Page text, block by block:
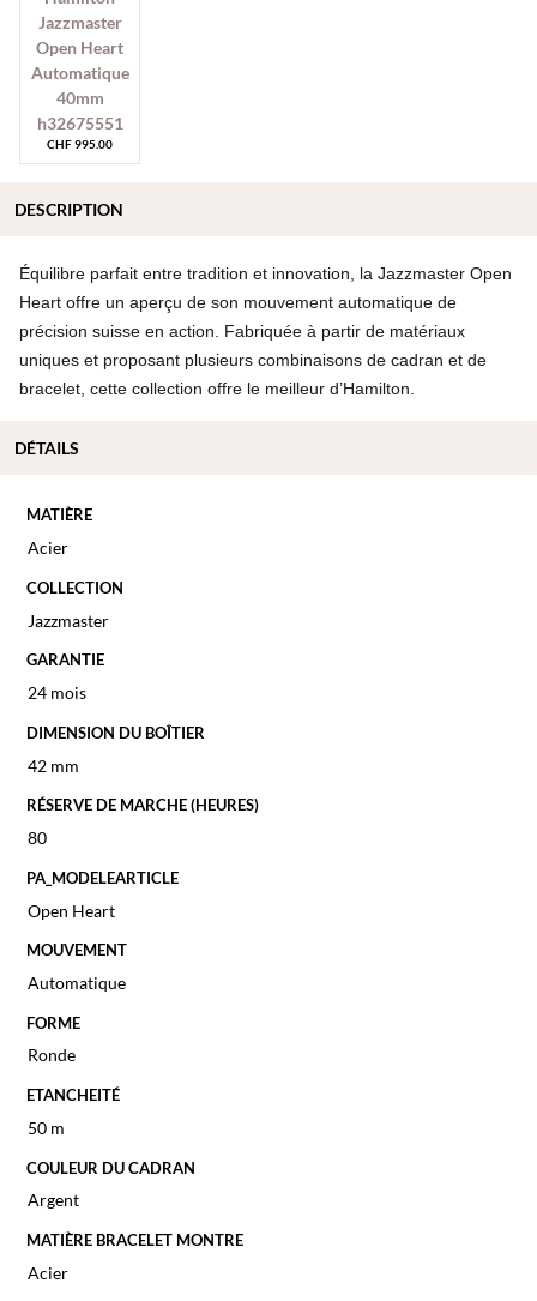
CHF995.00
Équilibre parfait entre tradition et innovation, la Jazzmaster Open
Heart offre un aperçu de son mouvement automatique de
précision suisse en action. Fabriquée à partir de matériaux
uniques et proposant plusieurs combinaisons de cadran et de
bracelet, cette collection offre le meilleur d’Hamilton.
MATIÈRE
Acier
COLLECTION
Jazzmaster
GARANTIE
24 mois
DIMENSION DU BOÎTIER
42 mm
RÉSERVE DE MARCHE (HEURES)
80
PA_MODELEARTICLE
Open Heart
MOUVEMENT
Automatique
FORME
Ronde
ETANCHEITÉ
50 m
COULEUR DU CADRAN
Argent
MATIÈRE BRACELET MONTRE
Acier
DESCRIPTION
DÉTAILS